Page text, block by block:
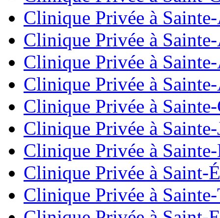
Clinique Privée à
Clinique Privée à
Clinique Privée à
Clinique Privée à
Clinique Privée à
Clinique Privée à
Clinique Privée à
Clinique Privée à Saint-
Clinique Privée à Sainte-